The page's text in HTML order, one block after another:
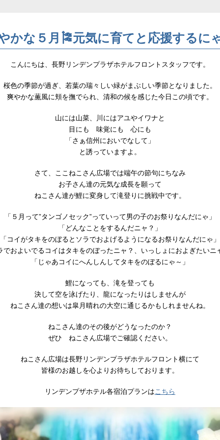
かな５月🎏元気に育てと応援するに
こんにちは、長野リンデンプラザホテルフロントスタッフです。
桜色の季節が過ぎ、若葉の瑞々しい緑がまぶしい季節となりました。
爽やかな薫風に頬を撫でられ、清和の候を感じた今日この頃です。
山には山菜、川にはアユやイワナと
目にも 味覚にも 心にも
「さぁ信州においでなして」
と誘っていますよ。
さて、ここねこさん広場では端午の節句にちなみ
お子さん達の元気な成長を願って
ねこさん達が鯉に変身して滝登りに挑戦中です。
「５月って”タンゴノセック”っていって男の子のお祭りなんだにゃ」
「どんなことをするんだニャ？」
「コイがタキをのぼるとソラでおよげるようになるお祭りなんだにゃ」
でおよいでるコイはタキをのぼったニャ？、いっしょにおよぎたいニ
「じゃあコイにへんしんしてタキをのぼるにゃ～」
鯉になっても、滝を登っても
決して空を泳げたり、龍になったりはしませんが
ねこさん達の想いは皐月晴れの大空に通じるかもしれませんね。
ねこさん達のその後がどうなったのか？
ぜひ ねこさん広場でご確認ください。
ねこさん広場は長野リンデンプラザホテルフロント横にて
皆様のお越しを心よりお待ちしております。
リンデンプザホテル各宿泊プランはこちら